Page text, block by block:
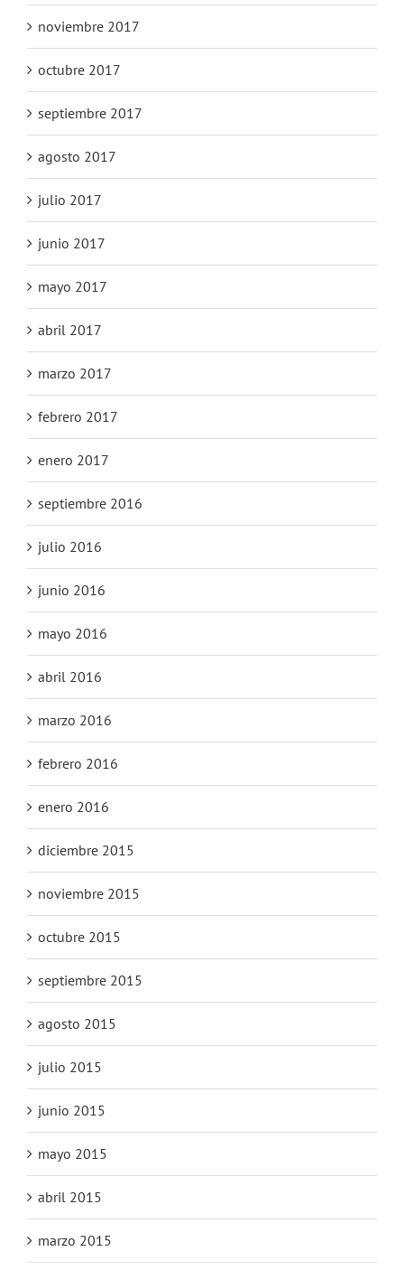
noviembre 2017
octubre 2017
septiembre 2017
agosto 2017
julio 2017
junio 2017
mayo 2017
abril 2017
marzo 2017
febrero 2017
enero 2017
septiembre 2016
julio 2016
junio 2016
mayo 2016
abril 2016
marzo 2016
febrero 2016
enero 2016
diciembre 2015
noviembre 2015
octubre 2015
septiembre 2015
agosto 2015
julio 2015
junio 2015
mayo 2015
abril 2015
marzo 2015